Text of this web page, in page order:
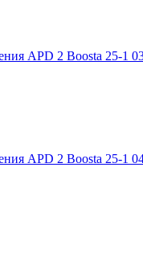
APD 2 Boosta 25-1
APD 2 Boosta 25-1